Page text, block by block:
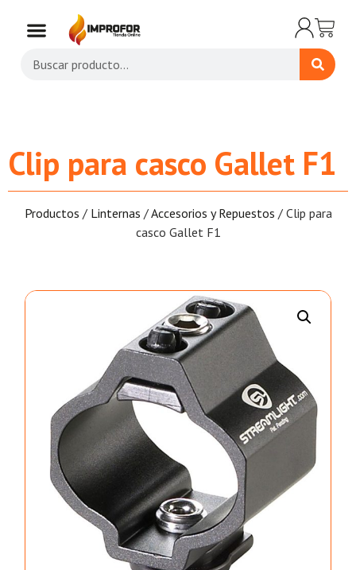
Clip para casco Gallet F1
Productos / Linternas /Accesorios y Repuestos / Clip para
casco Gallet F1